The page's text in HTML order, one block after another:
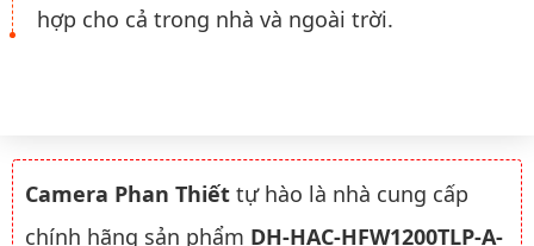
hợp cho cả trong nhà và ngoài trời.
Camera Phan Thiết tự hào là nhà cung cấp
chính hãng sản phẩm DH-HAC-HFW1200TLP-A-